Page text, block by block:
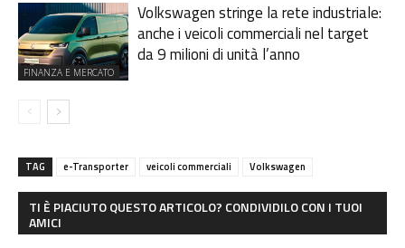
FINANZA E MERCATO
Volkswagen stringe la rete industriale:
anche i veicoli commerciali nel target
da 9 milioni di unità l’anno
TAG e-Transporter veicoli commerciali Volkswagen
TI È PIACIUTO QUESTO ARTICOLO? CONDIVIDILO CON I TUOI
AMICI